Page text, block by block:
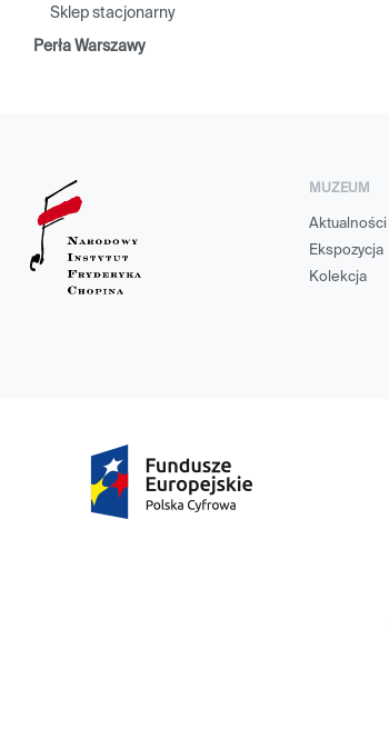
Sklep stacjonarny
Perła Warszawy
MUZEUM
Aktualności
Ekspozycja
Kolekcja